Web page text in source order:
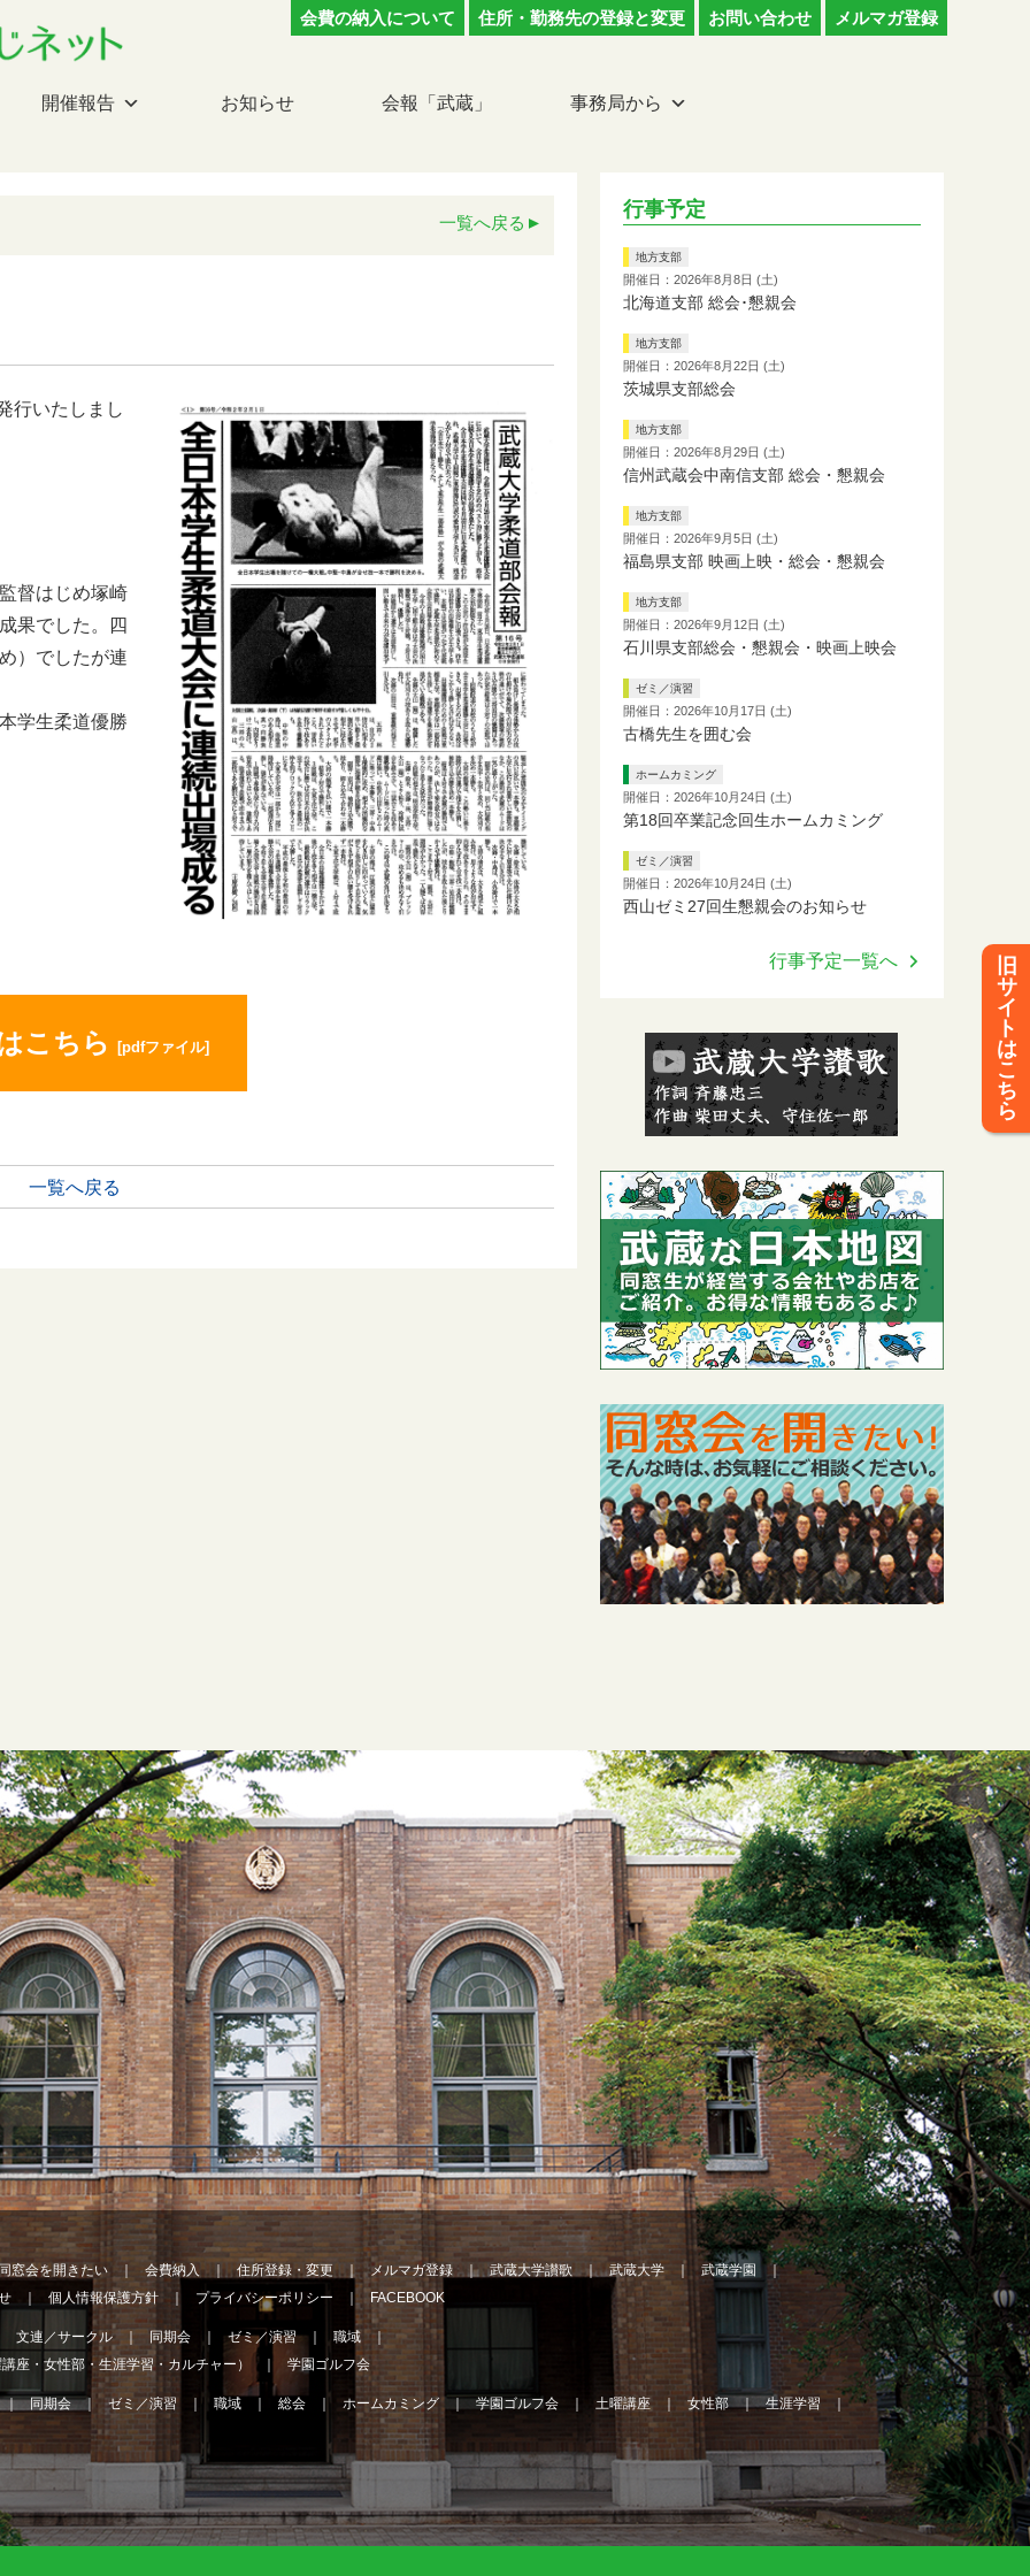
会費の納入について 住所・勤務先の登録と変更 お問い合わせ メルマガ登録
開催報告 お知らせ 会報「武蔵」 事務局から
一覧へ戻る
行いたしまし
督はじめ塚崎
果でした。四
）でしたが連
学生柔道優勝
こちら [pdfファイル]
一覧へ戻る
行事予定
地方支部
開催日：2026年8月8日 (土)
北海道支部 総会･懇親会
地方支部
開催日：2026年8月22日 (土)
茨城県支部総会
地方支部
開催日：2026年8月29日 (土)
信州武蔵会中南信支部 総会・懇親会
地方支部
開催日：2026年9月5日 (土)
福島県支部 映画上映・総会・懇親会
地方支部
開催日：2026年9月12日 (土)
石川県支部総会・懇親会・映画上映会
ゼミ／演習
開催日：2026年10月17日 (土)
古橋先生を囲む会
ホームカミング
開催日：2026年10月24日 (土)
第18回卒業記念回生ホームカミング
ゼミ／演習
開催日：2026年10月24日 (土)
西山ゼミ27回生懇親会のお知らせ
行事予定一覧へ
窓会を開きたい 会費納入 住所登録・変更 メルマガ登録 武蔵大学讃歌 武蔵大学
武蔵学園
個人情報保護方針 プライバシーポリシー FACEBOOK
文連／サークル 同期会 ゼミ／演習
職域
座・女性部・生涯学習・カルチャー）
学園ゴルフ会
同期会 ゼミ／演習 職域 総会 ホームカミング 学園ゴルフ会 土曜講座 女性部 生涯学習
旧
サ
イ
ト
は
こ
ち
ら